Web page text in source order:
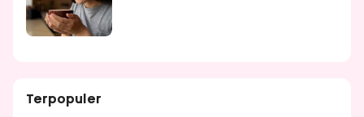
Terpopuler